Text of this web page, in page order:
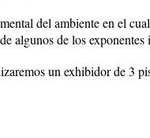
del ambiente en el
algunos de los
un exhibidor de 3